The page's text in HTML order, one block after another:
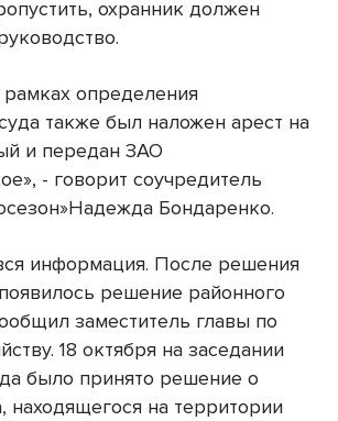
охранник должен
определения
также был наложен арест на
и передан ЗАО
- говорит соучредитель
Бондаренко.
информация. После решения
решение районного
заместитель главы по
18 октября на заседании
было принято решение о
находящегося на территории